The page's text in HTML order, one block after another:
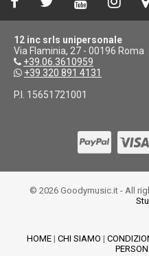
12 inc srls unipersonale
Via Flaminia, 27 - 00196 Roma
+39.06.3610959
+39 320 891 4131
P.I. 15651721001
© 2026 Goodymusic.it - All
HOME| CHI SIAMO |